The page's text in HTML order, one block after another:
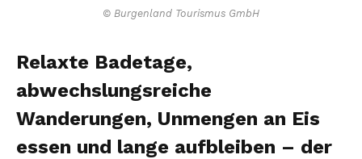
© Burgenland Tourismus GmbH
Relaxte Badetage,
abwechslungsreiche
Wanderungen, Unmengen an Eis
essen und lange aufbleiben – der